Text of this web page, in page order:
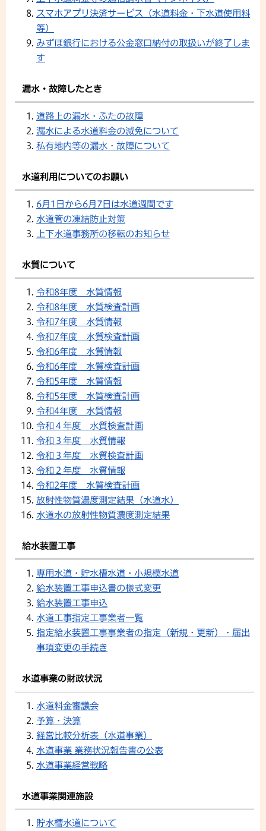
スマホアプリ決済サービス（水道料金・下水道使用料
等）
みずほ銀行における公金窓口納付の取扱いが終了しま
す
漏水・故障したとき
道路上の漏水・ふたの故障
漏水による水道料金の減免について
私有地内等の漏水・故障について
水道利用についてのお願い
6月1日から6月7日は水道週間です
水道管の凍結防止対策
上下水道事務所の移転のお知らせ
水質について
令和8年度 水質情報
令和8年度 水質検査計画
令和7年度 水質情報
令和7年度 水質検査計画
令和6年度 水質情報
令和6年度 水質検査計画
令和5年度 水質情報
令和5年度 水質検査計画
令和4年度 水質情報
令和４年度 水質検査計画
令和３年度 水質情報
令和３年度 水質検査計画
令和２年度 水質情報
令和2年度 水質検査計画
放射性物質濃度測定結果（水道水）
水道水の放射性物質濃度測定結果
給水装置工事
専用水道・貯水槽水道・小規模水道
給水装置工事申込書の様式変更
給水装置工事申込
水道工事指定工事業者一覧
指定給水装置工事事業者の指定（新規・更新）・届出
事項変更の手続き
水道事業の財政状況
水道料金審議会
予算・決算
経営比較分析表（水道事業）
水道事業 業務状況報告書の公表
水道事業経営戦略
水道事業関連施設
貯水槽水道について